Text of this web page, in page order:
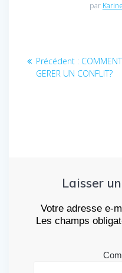
par
l’article
Précédent : Article
précédent
COMMENT
GERER UN CONFLIT?
Laisser
Votre adresse e-
Les champs